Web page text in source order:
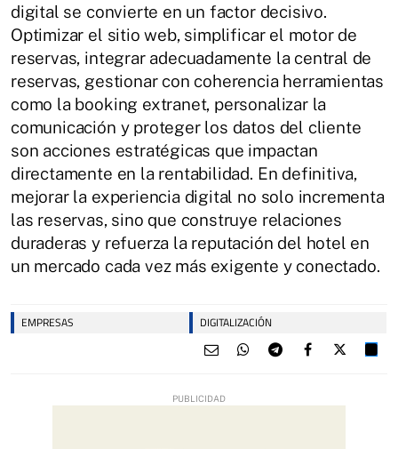
digital se convierte en un factor decisivo.
Optimizar el sitio web, simplificar el motor de
reservas, integrar adecuadamente la central de
reservas, gestionar con coherencia herramientas
como la booking extranet, personalizar la
comunicación y proteger los datos del cliente
son acciones estratégicas que impactan
directamente en la rentabilidad. En definitiva,
mejorar la experiencia digital no solo incrementa
las reservas, sino que construye relaciones
duraderas y refuerza la reputación del hotel en
un mercado cada vez más exigente y conectado.
EMPRESAS DIGITALIZACIÓN